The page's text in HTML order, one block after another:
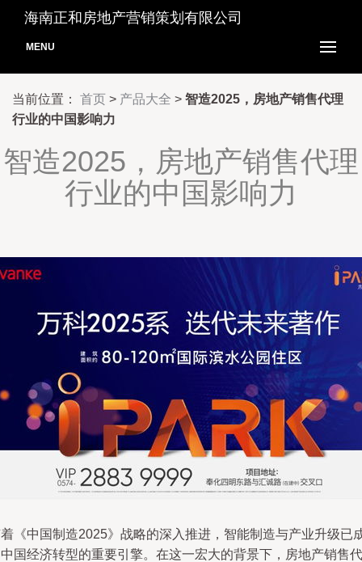
海南正和房地产营销策划有限公司
MENU
当前位置： 首页 > 产品大全 > 智造2025，房地产销售代理
行业的中国影响力
智造2025，房地产销售代理
行业的中国影响力
《中国制造2025》战略的深入推进，智能制造与产业升级已
国经济转型的重要引擎。在这一宏大的背景下，房地产销售代